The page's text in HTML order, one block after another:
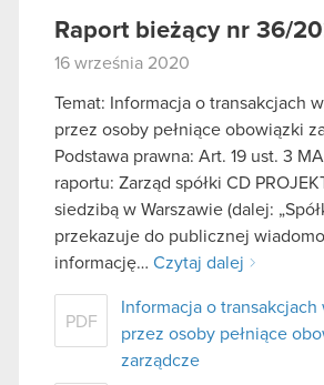
Raport bieżący nr 36/
16 września 2020
Temat: Informacja o transakcjach
przez osoby pełniące obowiązki
Podstawa prawna: Art. 19 ust. 3
raportu: Zarząd spółki CD
siedzibą w Warszawie (dalej:
przekazuje do publicznej
informację… Czytaj dalej
PDF
Informacja o
przez osoby pełniące
zarządcze